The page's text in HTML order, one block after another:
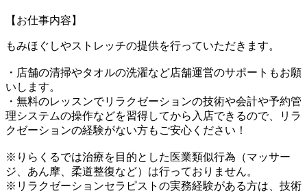
【お仕事内容】
もみほぐしやストレッチの提供を行っていただきます。
・店舗の清掃やタオルの洗濯など店舗運営のサポートもお願
いします。
・無料のレッスンでリラクゼーションの技術や会計や予約管
理システムの操作などを習得してから入店できるので、リラ
クゼーションの経験がない方もご安心ください！
※りらくるでは治療を目的とした医業類似行為（マッサー
ジ、あん摩、柔道整復など）は行っておりません。
※リラクゼーションセラピストの実務経験がある方は、技術